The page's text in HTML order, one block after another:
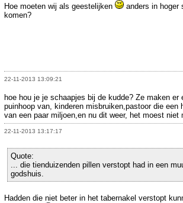
Hoe moeten wij als geestelijken
anders in hoger
komen?
22-11-2013 13:09:21
hoe hou je je schaapjes bij de kudde? Ze maken er
puinhoop van, kinderen misbruiken,pastoor die een
van een paar miljoen,en nu dit weer, het moest niet
22-11-2013 13:17:17
Quote:
... die tienduizenden pillen verstopt had in een
godshuis.
Hadden die niet beter in het tabernakel verstopt